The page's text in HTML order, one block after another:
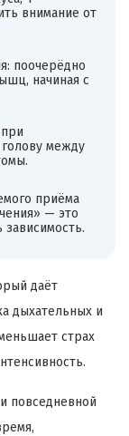
внимание от
поочерёдно
начиная с
между
приёма
— это
даёт
дыхательных и
страх
повседневной